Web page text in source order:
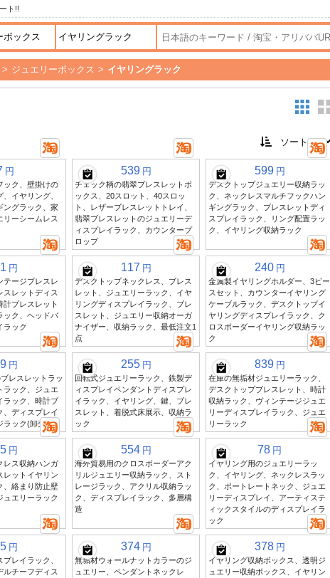
ト!!
> ジュエリーボックス > イヤリングラック
円
ック、壁掛けの
、イヤリング、
ングラック、家
リーシームレス
539 円
チェック柄の翡翠ブレスレットボ
ックス、20スロット、40スロッ
ト、レザーブレスレットトレイ、
翡翠ブレスレットのジュエリーデ
ィスプレイラック、カウンタープ
ロップ
599 円
デスクトップジュエリー収納ラッ
ク、ネックレスマルチフックハン
ギングラック、ブレスレットディ
スプレイラック、リング配置ラッ
ク、イヤリング収納ラック
円
テージブレスレ
スレットディス
計ブレスレット
ック、ヘッドバ
ラック
117 円
デスクトップネックレス、ブレス
レット、ジュエリーラック、イヤ
リングディスプレイラック、ブレ
スレット、ジュエリー収納オーガ
ナイザー、収納ラック、最低注文1
点
240 円
金属製イヤリングホルダー、3ピー
スセット、カウンターイヤリング
ケーブルラック、デスクトップイ
ヤリングディスプレイラック、ク
ロスボーダーイヤリング収納ラッ
ク
円
レスレットラッ
ラック、ジュエ
ラック、時計ブ
、ディスプレイ
ラック(卸売)
255 円
回転式ジュエリーラック、鉄製デ
ィスプレイペンダントディスプレ
イラック、イヤリング、鍵、ブレ
スレット、着脱式床展示、収納ラ
ック
839 円
在庫の無垢材ジュエリーラック、
デスクトップブレスレット、時計
収納ラック、ヴィンテージジュエ
リーディスプレイラック、ジュエ
リーラック
円
レス収納ハンガ
レットイヤリン
、絡まり防止壁
ュエリーラック
554 円
海外貿易用のクロスボーダーアク
リルジュエリー収納ラック、スト
レージラック、アクリル収納ラッ
ク、ディスプレイラック、多層構
造
78 円
イヤリング用のジュエリーラッ
ク、イヤリング、ネックレスラッ
ク、ポートレートネック、ジュエ
リーディスプレイ、アーティステ
ィックスタイルのディスプレイラ
ック
円
レイラック、
ルチーフディス
374 円
無垢材ウォールナットカラーのジ
ュエリー、ペンダントネックレ
378 円
イヤリング収納ボックス、透明ジ
ュエリー収納ボックス、イヤリン